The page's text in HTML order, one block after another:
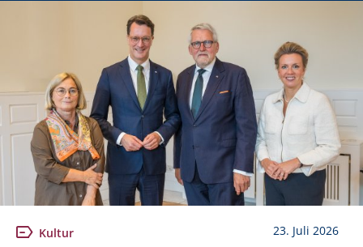
Kultur 23. Juli 2026